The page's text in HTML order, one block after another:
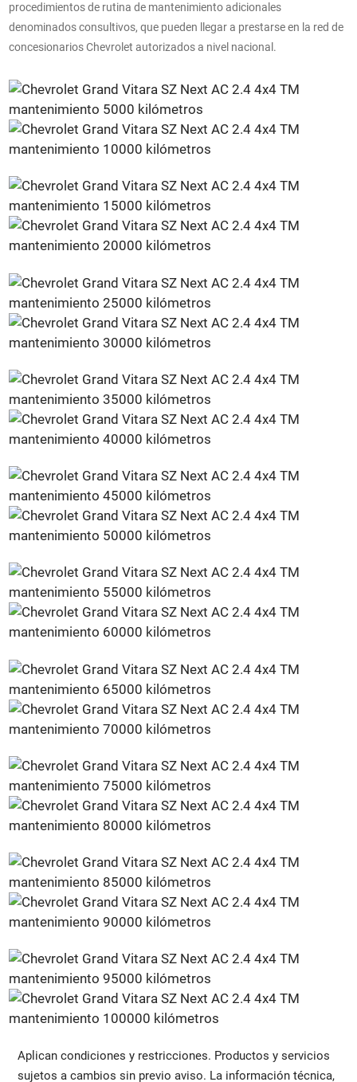
procedimientos de rutina de mantenimiento adicionales
denominados consultivos, que pueden llegar a prestarse en la red de
concesionarios Chevrolet autorizados a nivel nacional.
Aplican condiciones y restricciones. Productos y servicios
sujetos a cambios sin previo aviso. La información técnica,